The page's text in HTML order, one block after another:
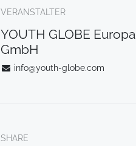
VERANSTALTER
YOUTH GLOBE Europa
GmbH
info@youth-globe.com
SHARE